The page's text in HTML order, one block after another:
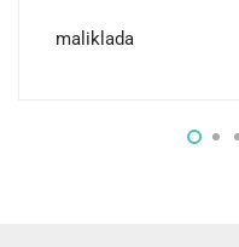
maliklada